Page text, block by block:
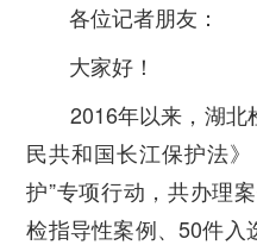
各位记者朋友：
大家好！
2016年以来，湖北
民共和国长江保护法
护”专项行动，共办理
检指导性案例、50件入